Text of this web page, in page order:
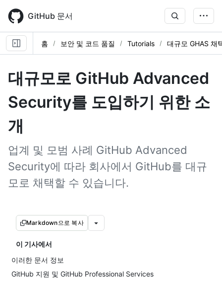
main
content
GitHub 문서
홈 보안 및 코드 품질 Tutorials 대규모 GHAS 채
대규모로 GitHub Advanced
Security를 도입하기 위한 소
개
업계 및 모범 사례 GitHub Advanced
Security에 따라 회사에서 GitHub를 대규
모로 채택할 수 있습니다.
Markdown으로 복사
이 기사에서
이러한 문서 정보
GitHub 지원 및 GitHub Professional Services